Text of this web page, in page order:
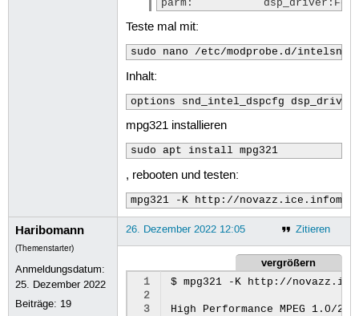
parm:
Teste mal mit:
sudo nano /etc/modprobe.d/
Inhalt:
options snd_intel_dspcfg
mpg321 installieren
sudo apt install mpg321
, rebooten und testen:
mpg321 -K http://
Haribomann
(Themenstarter)
Anmeldungsdatum:
25. Dezember 2022
Beiträge: 19
Zitieren
26. Dezember 2022 12:05
vergrößern
1
2
3
$ mpg321 -K http://
High Performance MPEG